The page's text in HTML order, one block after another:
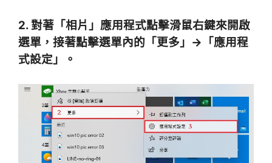
2. 對著「相片」應用程式點擊滑鼠右鍵來開啟
選單，接著點擊選單內的「更多」→「應用程
式設定」。